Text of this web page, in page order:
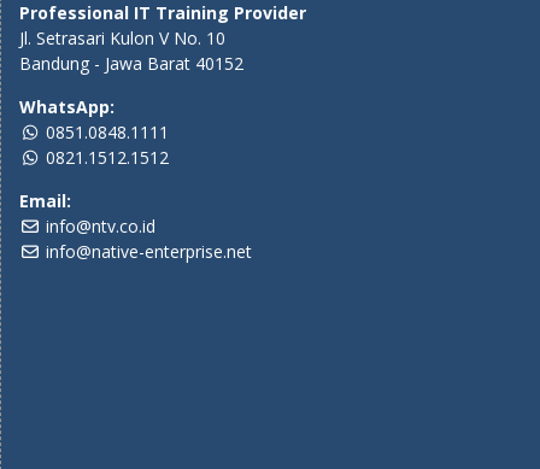
Professional IT Training Provider
Jl. Setrasari Kulon V No. 10
Bandung - Jawa Barat 40152
WhatsApp:
0851.0848.1111
0821.1512.1512
Email:
info@ntv.co.id
info@native-enterprise.net